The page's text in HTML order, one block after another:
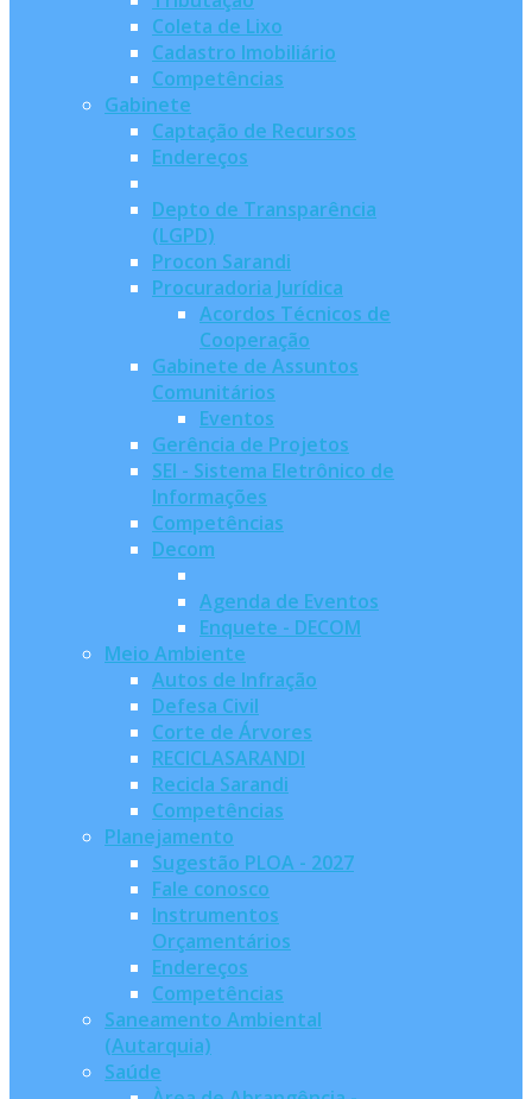
Coleta de Lixo
Cadastro Imobiliário
Competências
Gabinete
Captação de Recursos
Endereços
Depto de Transparência
(LGPD)
Procon Sarandi
Procuradoria Jurídica
Acordos Técnicos de
Cooperação
Gabinete de Assuntos
Comunitários
Eventos
Gerência de Projetos
SEI - Sistema Eletrônico de
Informações
Competências
Decom
Agenda de Eventos
Enquete - DECOM
Meio Ambiente
Autos de Infração
Defesa Civil
Corte de Árvores
RECICLASARANDI
Recicla Sarandi
Competências
Planejamento
Sugestão PLOA - 2027
Fale conosco
Instrumentos
Orçamentários
Endereços
Competências
Saneamento Ambiental
(Autarquia)
Saúde